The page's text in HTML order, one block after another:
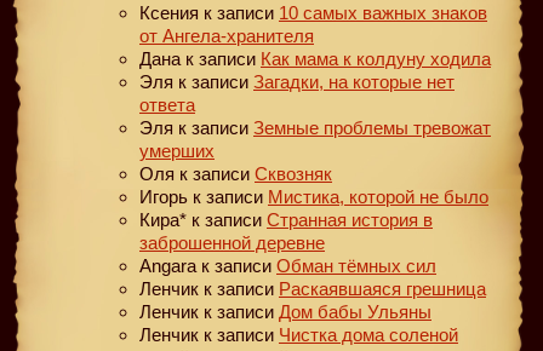
Ксения к записи 10 самых важных знаков
от Ангела-хранителя
Дана к записи Как мама к колдуну ходила
Эля к записи Загадки, на которые нет
ответа
Эля к записи Земные проблемы тревожат
умерших
Оля к записи Сквозняк
Игорь к записи Мистика, которой не было
Кира* к записи Странная история в
заброшенной деревне
Angara к записи Обман тёмных сил
Ленчик к записи Раскаявшаяся грешница
Ленчик к записи Дом бабы Ульяны
Ленчик к записи Чистка дома соленой